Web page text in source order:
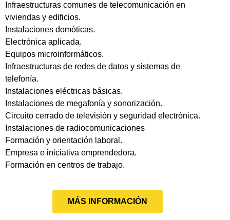
Infraestructuras comunes de telecomunicación en
viviendas y edificios.
Instalaciones domóticas.
Electrónica aplicada.
Equipos microinformáticos.
Infraestructuras de redes de datos y sistemas de
telefonía.
Instalaciones eléctricas básicas.
Instalaciones de megafonía y sonorización.
Circuito cerrado de televisión y seguridad electrónica.
Instalaciones de radiocomunicaciones
Formación y orientación laboral.
Empresa e iniciativa emprendedora.
Formación en centros de trabajo.
MÁS INFORMACIÓN